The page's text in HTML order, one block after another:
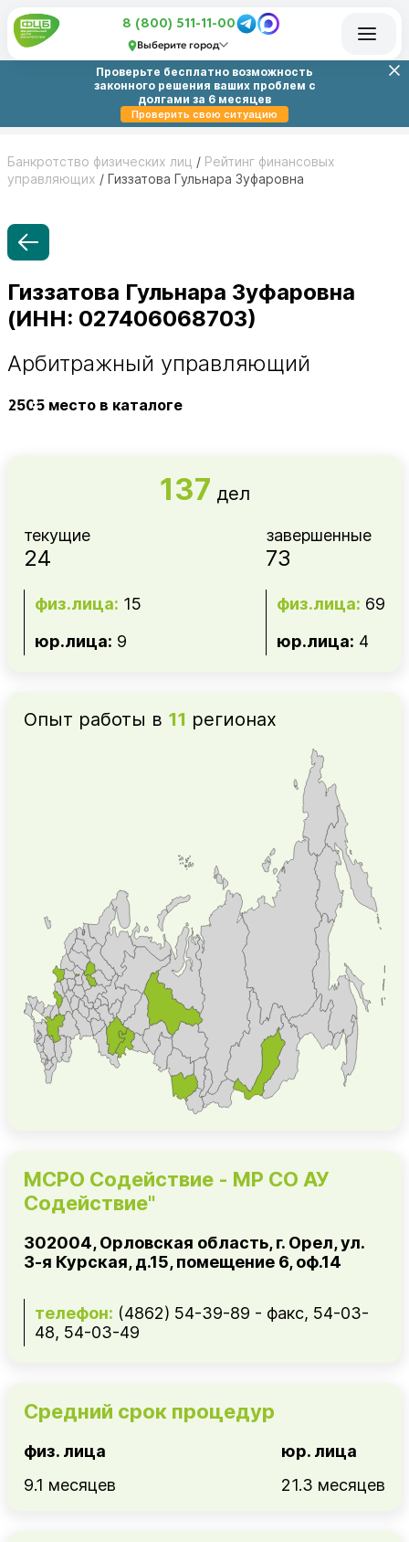
8 (800) 511-11-00
Выберите город
Проверьте бесплатно возможность
законного решения ваших проблем с
долгами за 6 месяцев
Проверить свою ситуацию
Банкротство физических лиц / Рейтинг финансовых
управляющих / Гиззатова Гульнара Зуфаровна
Гиззатова Гульнара Зуфаровна
(ИНН: 027406068703)
Арбитражный управляющий
2505 место в каталоге
137 дел
текущие
24
физ.лица: 15
юр.лица: 9
завершенные
73
физ.лица: 69
юр.лица: 4
Опыт работы в 11 регионах
МСРО Содействие - МР СО АУ
Содействие"
302004, Орловская область, г. Орел, ул.
3-я Курская, д.15, помещение 6, оф.14
телефон: (4862) 54-39-89 - факс, 54-03-
48, 54-03-49
Средний срок процедур
физ. лица
9.1 месяцев
юр. лица
21.3 месяцев